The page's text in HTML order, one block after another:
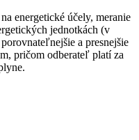
energetické účely, meranie
jednotkách (v
a presnejšie
pričom odberateľ platí za